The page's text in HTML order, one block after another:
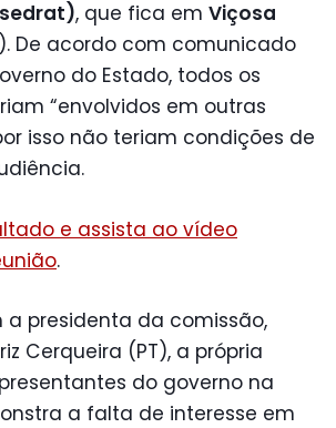
, que fica em Viçosa
De acordo com comunicado
do Estado, todos os
“envolvidos em outras
isso não teriam condições de
e assista ao vídeo
.
a presidenta da comissão,
Cerqueira (PT), a própria
do governo na
a falta de interesse em